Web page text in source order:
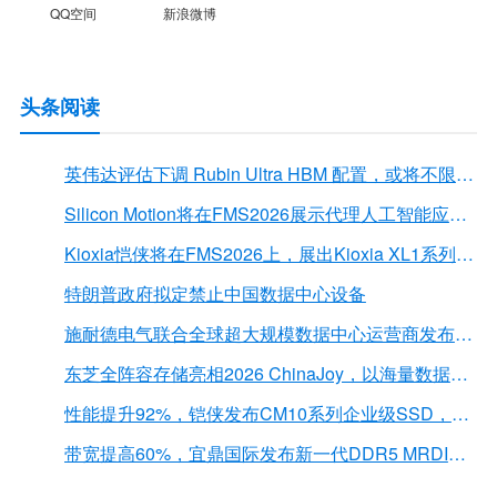
QQ空间 新浪微博
头条阅读
英伟达评估下调 Rubin Ultra HBM 配置，或将不限于12Hi HBM4E
Silicon Motion将在FMS2026展示代理人工智能应用的下一代存储解决方案
Kioxia恺侠将在FMS2026上，展出Kioxia XL1系列内存扩展模块
特朗普政府拟定禁止中国数据中心设备
施耐德电气联合全球超大规模数据中心运营商发布弧闪风险评估报告
东芝全阵容存储亮相2026 ChinaJoy，以海量数据底座赋能“与AI同游”新体验
性能提升92%，铠侠发布CM10系列企业级SSD，首载PCIe 6.0接口
带宽提高60%，宜鼎国际发布新一代DDR5 MRDIMM 内存